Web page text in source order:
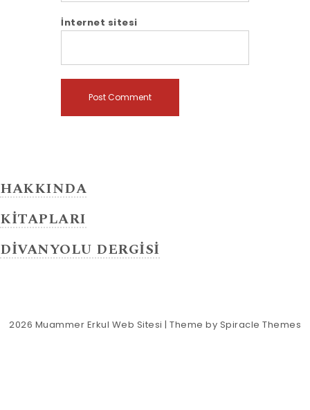
İnternet sitesi
HAKKINDA
KİTAPLARI
DİVANYOLU DERGİSİ
2026 Muammer Erkul Web Sitesi | Theme by Spiracle Themes